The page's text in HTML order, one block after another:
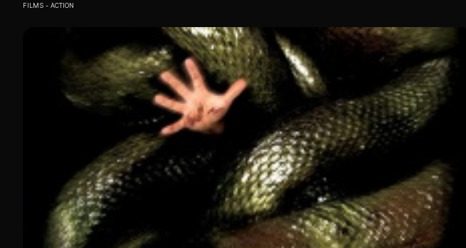
FILMS ACTION